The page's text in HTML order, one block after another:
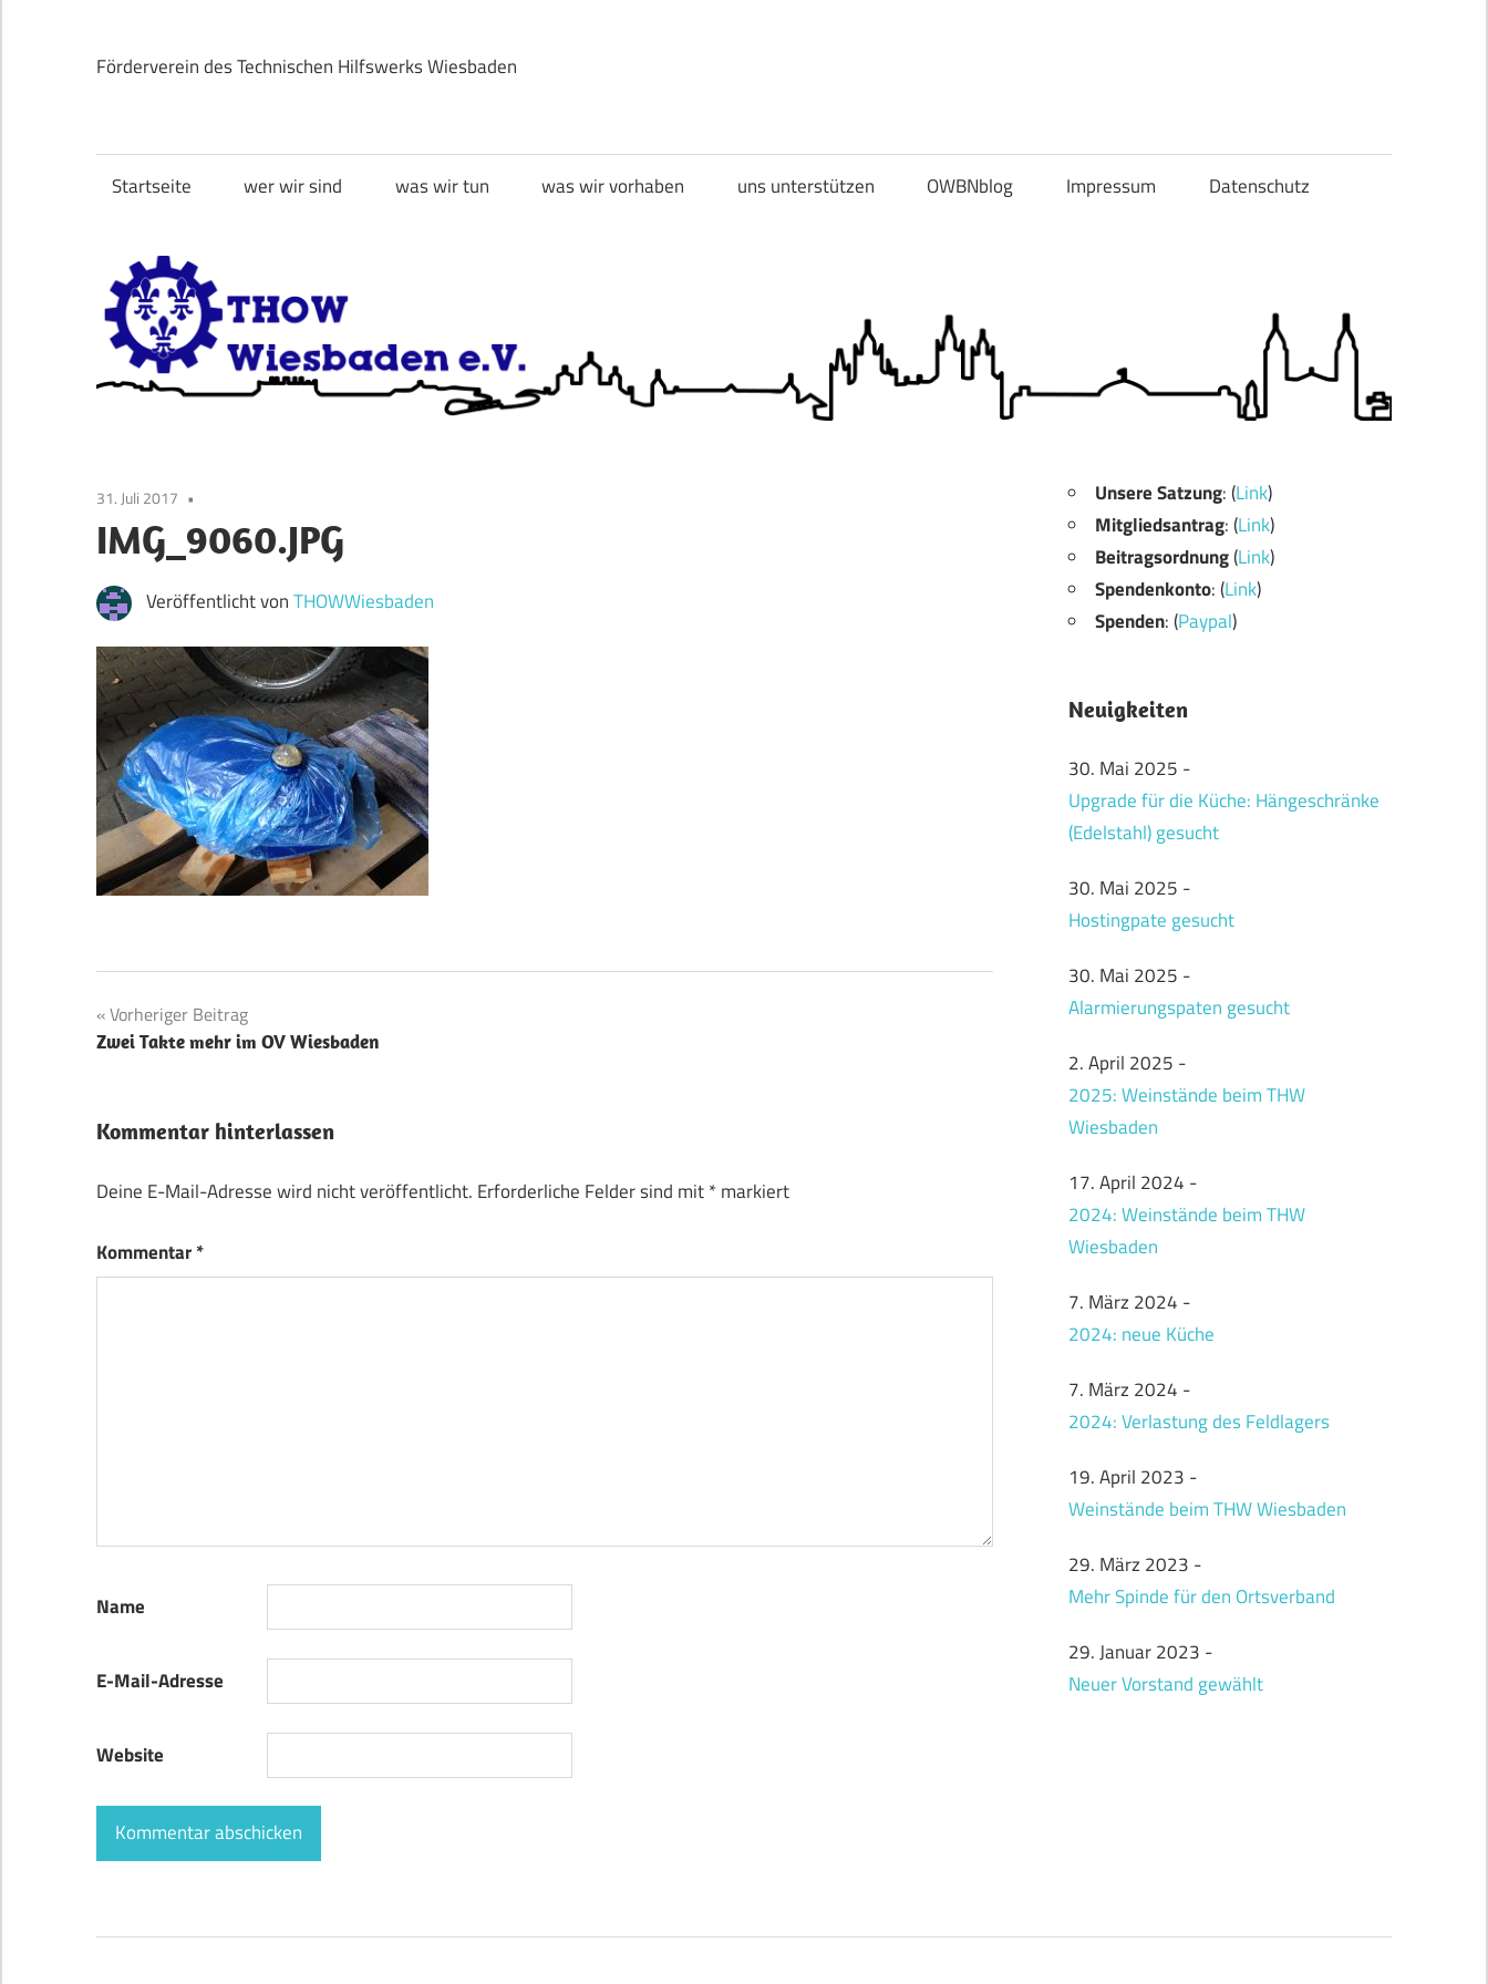
springen
Wiesbaden
Förderverein des Technischen Hilfswerks Wiesbaden
Startseite wer wir sind was wir tun was wir vorhaben uns unterstützen OWBNblog Impressum Datenschutz
31. Juli 2017
IMG_9060.JPG
Veröffentlicht vonTHOWWiesbaden
Beitragsnavigation
Vorheriger Beitrag
Zwei Takte mehr im OV Wiesbaden
Kommentar hinterlassen
Deine E-Mail-Adresse wird nicht veröffentlicht. Erforderliche Felder sind mit*markiert
Kommentar*
Name
E-Mail-Adresse
Website
Unsere Satzung: (Link)
Mitgliedsantrag: (Link)
Beitragsordnung(Link)
Spendenkonto: (Link)
Spenden: (Paypal)
Neuigkeiten
30. Mai 2025 -
Upgrade für die Küche: Hängeschränke
(Edelstahl) gesucht
30. Mai 2025 -
Hostingpate gesucht
30. Mai 2025 -
Alarmierungspaten gesucht
2. April 2025 -
2025: Weinstände beim THW
Wiesbaden
17. April 2024 -
2024: Weinstände beim THW
Wiesbaden
7. März 2024 -
2024: neue Küche
7. März 2024 -
2024: Verlastung des Feldlagers
19. April 2023 -
Weinstände beim THW Wiesbaden
29. März 2023 -
Mehr Spinde für den Ortsverband
29. Januar 2023 -
Neuer Vorstand gewählt